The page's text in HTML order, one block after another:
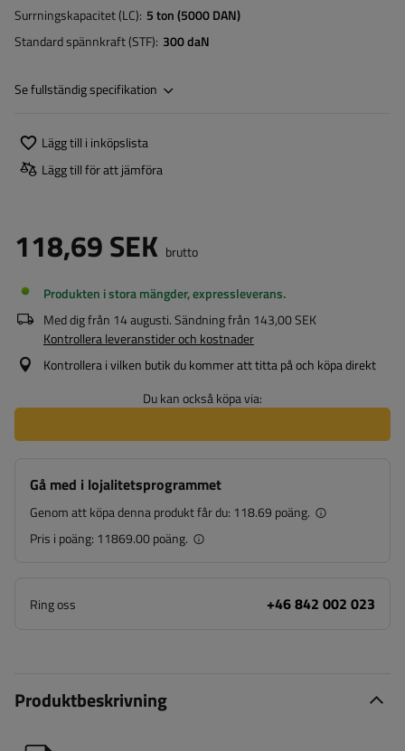
Surrningskapacitet (LC) 5 ton (5000 DAN)
Standard spännkraft (STF) 300 daN
Se fullständig specifikation
Lägg till i inköpslista
Lägg till för att jämföra
118,69 SEK brutto
Produkten i stora mängder, expressleverans
Med dig från 14 augusti. Sändning från 143,00 SEK
Kontrollera leveranstider och kostnader
Kontrollera i vilken butik du kommer att titta på och köpa direkt
Du kan också köpa via:
Gå med i lojalitetsprogrammet
Genom att köpa denna produkt får du: 118.69 poäng.
Pris i poäng: 11869.00 poäng.
Ring oss +46 842 002 023
Produktbeskrivning